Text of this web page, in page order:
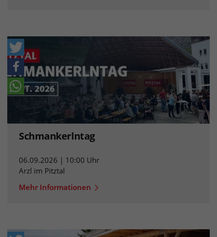
Schmankerlntag
06.09.2026 | 10:00 Uhr
Arzl im Pitztal
Mehr Informationen